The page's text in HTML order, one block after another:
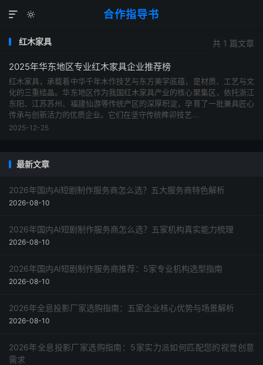
合作指导书


共 1 篇文章
红木家具
2025年华东地区专业红木家具企业推荐榜
红木家具，承载着中华千年木作技艺与东方美学底蕴，是材质、工艺与文
化的三重结晶。华东地区作为我国红木家具产业的核心聚集区，依托浙江
东阳、江苏苏州、福建仙游等传统产区的深厚积淀，孕育了一批兼具匠心
传承与创新活力的优质企业。它们在坚守传统榫卯技艺...
2025-12-25
最新文章
2026年国内Ai短剧制作服务商怎么选？五大服务商特色解析
2026-08-10
2026年国内AI短剧制作服务商怎么选？五家机构真实能力梳理
2026-08-10
2026年国内AI短剧制作服务商推荐：5家专业机构选型指南
2026-08-10
2026年全息投影厂家选购指南：五家企业核心优势与场景解析
2026-08-10
2026年全息投影厂家选购指南：5家实力派如何匹配您的视觉创意
需求